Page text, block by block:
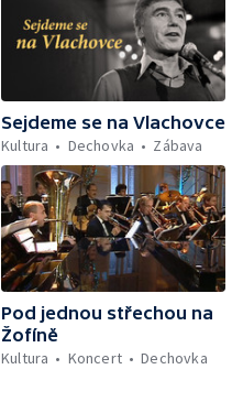
Sejdeme se na Vlachovce
Kultura
Dechovka Zábava
Pod jednou střechou na
Žofíně
Kultura
Koncert Dechovka